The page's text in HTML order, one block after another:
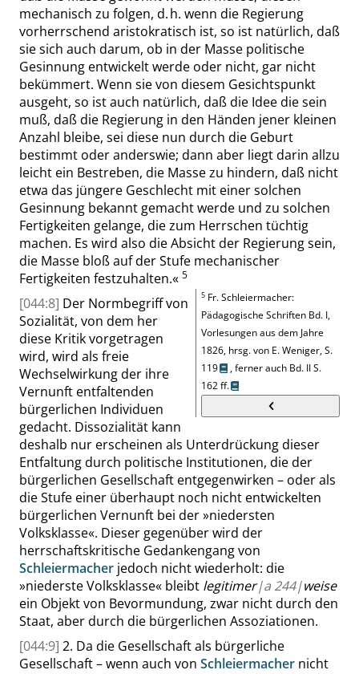
mechanisch zu folgen, d. h. wenn die Regierung
vorherrschend aristokratisch ist, so ist natürlich, daß
sie sich auch darum, ob in der Masse politische
Gesinnung entwickeltwerde oder nicht, gar nicht
bekümmert. Wenn sie von diesem Gesichtspunkt
ausgeht, so ist auch natürlich, daß die Idee die sein
muß, daß die Regierung in den Händen jener kleinen
Anzahl bleibe, sei diese nun durch die Geburt
bestimmt oder anderswie; dann aber liegtdarin allzu
leicht ein Bestreben, die Masse zu hindern, daß nicht
etwa das jüngere Geschlecht mit einer solchen
Gesinnung bekannt gemacht werde und zu solchen
Fertigkeiten gelange, die zum Herrschen tüchtig
machen. Es wird also die Absicht der Regierung sein,
die Masse bloß auf der Stufe mechanischer
Fertigkeiten festzuhalten.« 5
5 Fr. Schleiermacher:
Pädagogische Schriften Bd. I,
Vorlesungen aus dem Jahre
1826, hrsg. von E. Weniger,S.
119
,ferner auch Bd. IIS.
162 ff.
[044:8] Der Normbegriff von
Sozialität, von dem her
diese Kritik vorgetragen
wird, wird als freie
Wechselwirkung der ihre
Vernunft entfaltenden
bürgerlichen Individuen
gedacht. Dissozialität kann
deshalb nur erscheinen als Unterdrückung dieser
Entfaltung durch politische Institutionen, die der
bürgerlichen Gesellschaft entgegenwirken – oder als
die Stufe einer überhaupt noch nicht entwickelten
bürgerlichen Vernunft bei der»niedersten
Volksklasse«. Dieser gegenüber wird der
herrschaftskritische Gedankengang von
Schleiermacher jedoch nicht wiederholt: die
»niederste Volksklasse« bleibt legitimer|a 244|weise
ein Objekt von Bevormundung, zwar nicht durch den
Staat, aber durch die bürgerlichen Assoziationen.
[044:9] 2. Da die Gesellschaft als bürgerliche
Gesellschaft – wenn auch von Schleiermacher nicht